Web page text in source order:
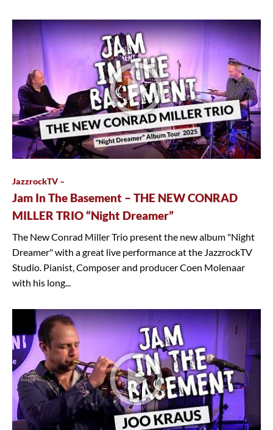
JazzrockTV –
Jam In The Basement – THE NEW CONRAD
MILLER TRIO “Night Dreamer”
The New Conrad Miller Trio present the new album "Night
Dreamer" with a great live performance at the JazzrockTV
Studio. Pianist, Composer and producer Coen Molenaar
with his long...